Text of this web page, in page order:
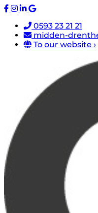
0593 23 21 21
midden-
To our website ›